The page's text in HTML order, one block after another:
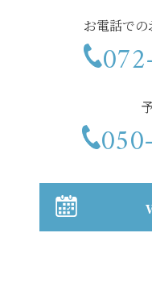
お電話で